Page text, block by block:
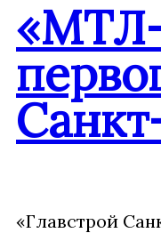
«МТЛ-
«Главстрой